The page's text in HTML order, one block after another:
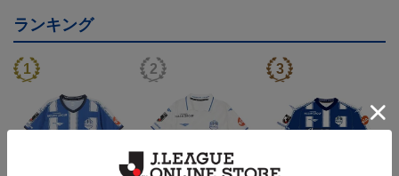
ランキング